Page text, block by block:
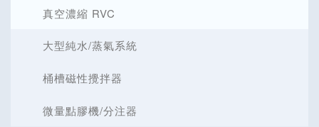
真空濃縮 RVC
大型純水/蒸氣系統
桶槽磁性攪拌器
微量點膠機/分注器